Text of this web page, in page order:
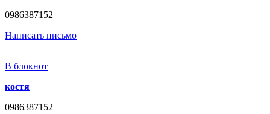
0986387152
Написать письмо
В блокнот
костя
0986387152